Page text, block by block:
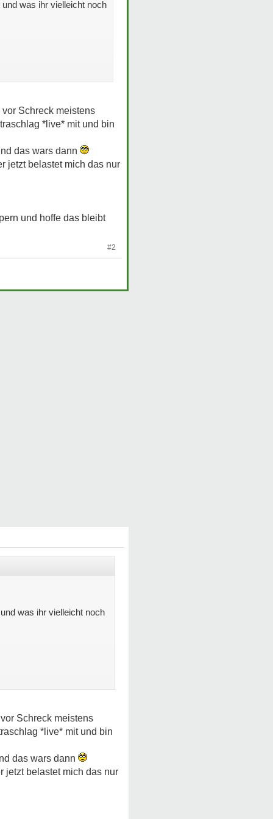
was ihr vielleicht noch
Schreck meistens
*live* mit und bin
das wars dann
jetzt belastet mich das nur
und hoffe das bleibt
#2
was ihr vielleicht noch
Schreck meistens
*live* mit und bin
das wars dann
jetzt belastet mich das nur